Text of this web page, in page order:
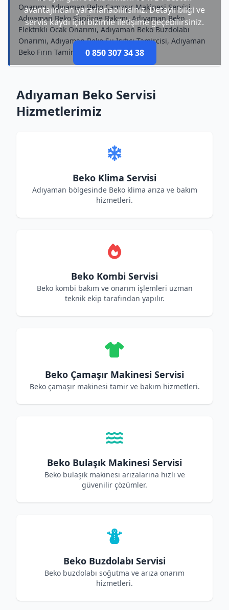
avantajından yararlanabilirsiniz. Detaylı bilgi ve
servis kaydı için bizimle iletişime geçebilirsiniz.
0 850 307 34 38
Onarımı, Adıyaman Beko Çamaşır Makinesi Servisi,
Adıyaman Beko Süpürge Bakımı, Adıyaman Beko
Elektrikli Ocak Onarımı, Adıyaman Beko Buzdolabı
Onarımı, Adıyaman Beko Su Isıtıcı Tamircisi, Adıyaman
Beko Fırın Tamircisi
Adıyaman Beko Servisi
Hizmetlerimiz
Beko Klima Servisi
Adıyaman bölgesinde Beko klima arıza ve bakım
hizmetleri.
Beko Kombi Servisi
Beko kombi bakım ve onarım işlemleri uzman
teknik ekip tarafından yapılır.
Beko Çamaşır Makinesi Servisi
Beko çamaşır makinesi tamir ve bakım hizmetleri.
Beko Bulaşık Makinesi Servisi
Beko bulaşık makinesi arızalarına hızlı ve
güvenilir çözümler.
Beko Buzdolabı Servisi
Beko buzdolabı soğutma ve arıza onarım
hizmetleri.